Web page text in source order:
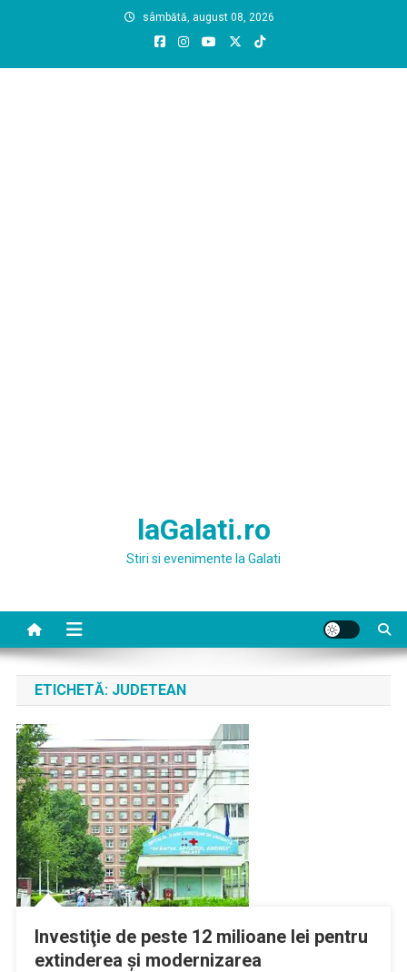
sâmbătă, august 08, 2026
laGalati.ro
Stiri si evenimente la Galati
ETICHETĂ: JUDETEAN
Investiţie de peste 12 milioane lei pentru
extinderea şi modernizarea